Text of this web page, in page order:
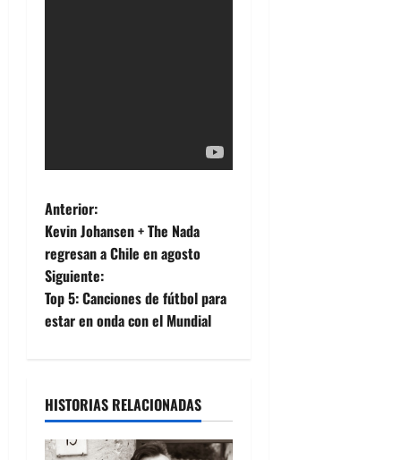
N
a
v
e
a
c
Anterior:
Kevin Johansen + The Nada
regresan a Chile en agosto
Siguiente:
Top 5: Canciones de fútbol para
estar en onda con el Mundial
HISTORIAS RELACIONADAS